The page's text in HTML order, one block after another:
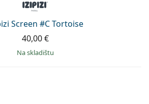
Screen #C Tortoise
40,00 €
na skladištu